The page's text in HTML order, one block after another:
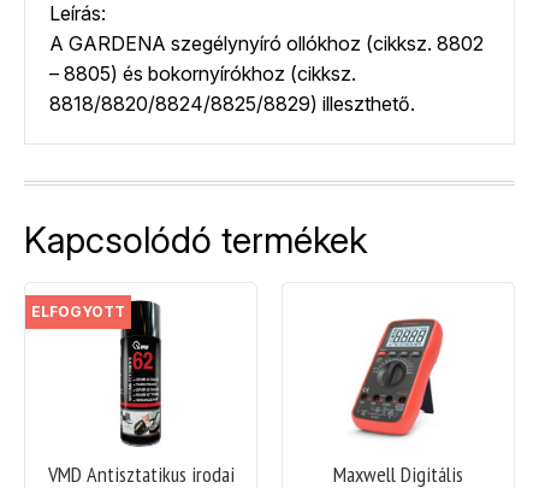
Leírás:
A GARDENA szegélynyíró ollókhoz (cikksz. 8802
– 8805) és bokornyírókhoz (cikksz.
8818/8820/8824/8825/8829) illeszthető.
Kapcsolódó termékek
ELFOGYOTT
VMD Antisztatikus irodai Maxwell Digitális